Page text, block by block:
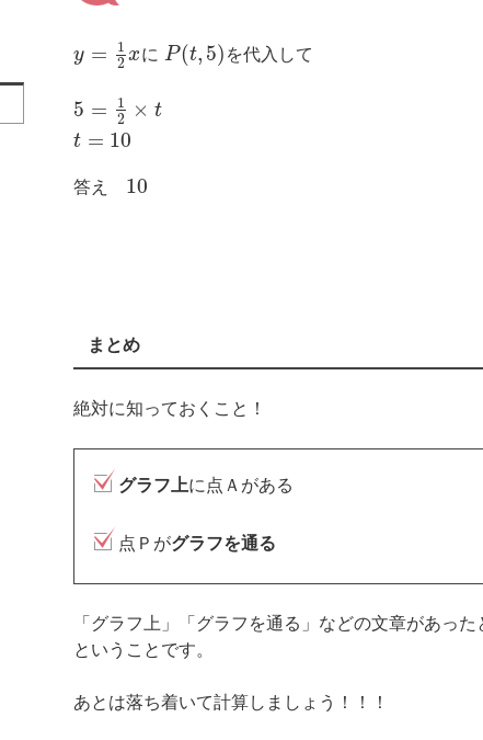
y =
1
2 xに P(t, 5) を代入して
5 =
1
2
× t
t = 10
答え 10
まとめ
絶対に知っておくこと！
グラフ上に点Ａがある
点Ｐがグラフを通る
「グラフ上」「グラフを通る」などの文章があった
ということです。
あとは落ち着いて計算しましょう！！！